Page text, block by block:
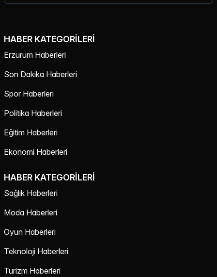
HABER KATEGORILERI
Erzurum Haberleri
Son Dakika Haberleri
Spor Haberleri
Politika Haberleri
Eğitim Haberleri
Ekonomi Haberleri
HABER KATEGORILERI
Sağlık Haberleri
Moda Haberleri
Oyun Haberleri
Teknoloji Haberleri
Turizm Haberleri